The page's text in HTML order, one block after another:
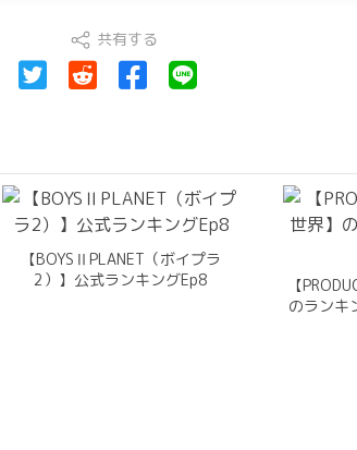
共有する
【BOYSⅡPLANET（ボイプラ
2）】公式ランキングEp8
【
のランキ